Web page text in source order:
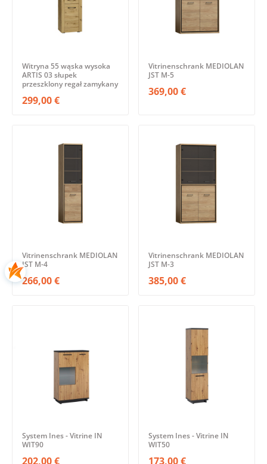
Witryna 55 wąska wysoka
ARTIS 03 słupek
przeszklony regał zamykany
299,00 €
Vitrinenschrank MEDIOLAN
JST M-5
369,00 €
Vitrinenschrank MEDIOLAN
JST M-4
266,00 €
Vitrinenschrank MEDIOLAN
JST M-3
385,00 €
System Ines - Vitrine IN
WIT90
202,00 €
System Ines - Vitrine IN
WIT50
173,00 €